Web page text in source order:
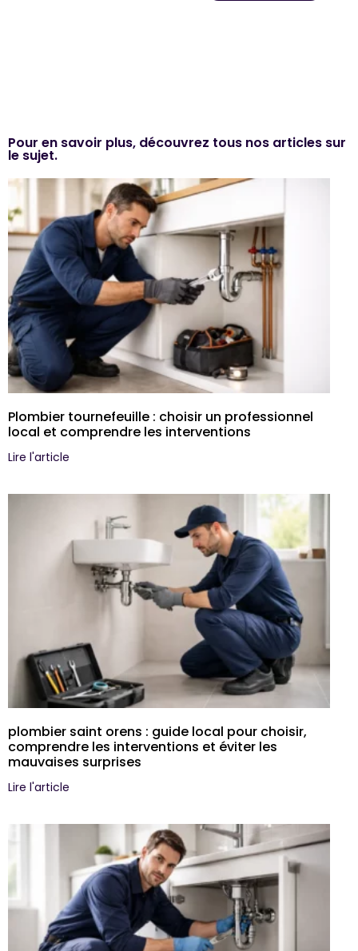
Pour en savoir plus, découvrez tous nos articles sur
le sujet.
Plombier tournefeuille : choisir un professionnel
local et comprendre les interventions
Lire l'article
plombier saint orens : guide local pour choisir,
comprendre les interventions et éviter les
mauvaises surprises
Lire l'article